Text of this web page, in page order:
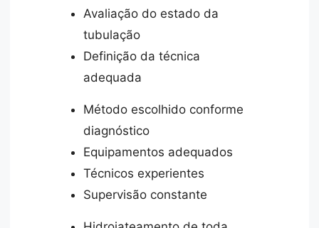
Avaliação do estado da
tubulação
Definição da técnica
adequada
Método escolhido conforme
diagnóstico
Equipamentos adequados
Técnicos experientes
Supervisão constante